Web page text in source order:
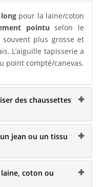
pour la laine/coton
pointu selon le
plus grosse et
L’aiguille tapisserie a
point compté/canevas.
des chaussettes
jean ou un tissu
coton ou